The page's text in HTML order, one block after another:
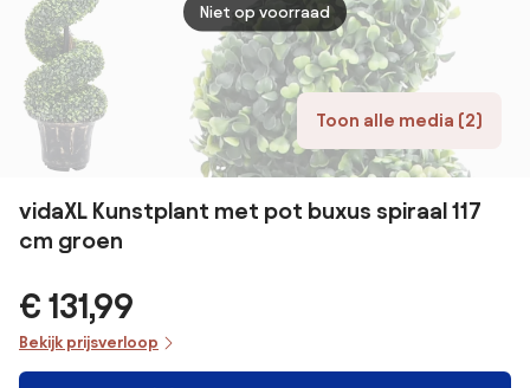
Toon alle media (2)
Niet op voorraad
vidaXL Kunstplant met pot buxus spiraal 117
cm groen
€ 131,99
Bekijk prijsverloop